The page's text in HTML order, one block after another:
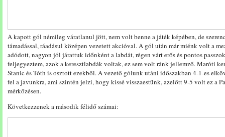
A kapott gól némileg váratlanul jött, nem volt benne a játék képében, de
támadással, ráadásul középen vezetett akcióval. A gól után már miénk volt a
adódott, nagyon jól járattuk időnként a labdát, régen várt erős és pontos
feljegyeztem, azok a keresztlabdák voltak, ez sem volt ránk jellemző. Maróti
Stanic és Tóth is osztott ezekből. A vezető gólunk utáni időszakban 4-1-es
fel a javunkra, ami szintén jelzi, hogy kissé visszaestünk, azelőtt 9-5 volt ez a
mérkőzésen.
Következzenek a második félidő számai: